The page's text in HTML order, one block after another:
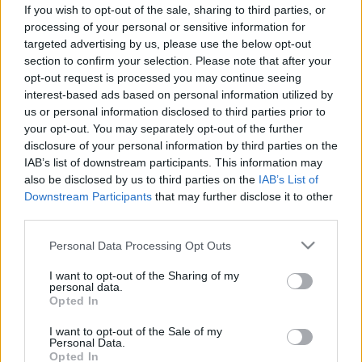
If you wish to opt-out of the sale, sharing to third parties, or
processing of your personal or sensitive information for
targeted advertising by us, please use the below opt-out
section to confirm your selection. Please note that after your
opt-out request is processed you may continue seeing
interest-based ads based on personal information utilized by
us or personal information disclosed to third parties prior to
your opt-out. You may separately opt-out of the further
disclosure of your personal information by third parties on the
IAB’s list of downstream participants. This information may
also be disclosed by us to third parties on the IAB’s List of
Downstream Participants that may further disclose it to other
Please note that this website/app uses one or more Google
not limited to your visit or usage behaviour. You may click to
grant or deny consent to Google and its third-party tags to
use your data for below specified purposes in below Google
consent section.
Personal Data Processing Opt Outs
I want to opt-out of the Sharing of my
personal data.
Opted In
I want to opt-out of the Sale of my
Personal Data.
Opted In